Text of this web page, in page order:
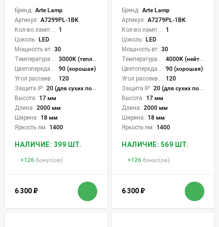
Бренд: Arte Lamp
Артикул: A7299PL-1BK
1
Цоколь: LED
Мощность вт: 30
3000K (теплый)
90 (хорошая)
120
Защита IP: 20 (для сухих пом.)
Высота: 17 мм
Длина: 2000 мм
Ширина: 18 мм
Яркость лм: 1400
НАЛИЧИЕ: 399 ШТ.
+126 бонус(ов)
6 300 ₽
Бренд: Arte Lamp
Артикул: A7279PL-1BK
1
Цоколь: LED
Мощность вт: 30
4000K (нейтральный)
90 (хорошая)
120
Защита IP: 20 (для сухих пом.)
Высота: 17 мм
Длина: 2000 мм
Ширина: 18 мм
Яркость лм: 1400
НАЛИЧИЕ: 569 ШТ.
+126 бонус(ов)
6 300 ₽